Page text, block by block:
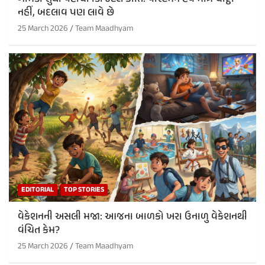
નહીં, બદલાવ પણ લાવે છે
25 March 2026 Team Maadhyam
EDITORIAL TOP STORIES
વેકેશનની અસલી મજા: આજના બાળકો ખરા ઉનાળુ વેકેશનથી
વંચિત કેમ?
25 March 2026 Team Maadhyam